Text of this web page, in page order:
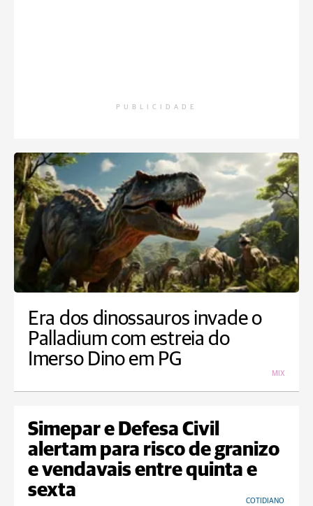
PUBLICIDADE
Era dos dinossauros invade o
Palladium com estreia do
Imerso Dino em PG
MIX
Simepar e Defesa Civil
alertam para risco de granizo
e vendavais entre quinta e
sexta
COTIDIANO